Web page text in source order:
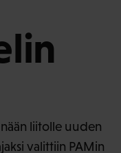
liitolle uuden
valittiin PAMin